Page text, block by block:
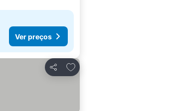
Ver preços
Partilhar
Adicionar aos favoritos